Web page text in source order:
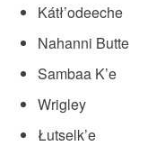
Kátł’odeeche
Nahanni Butte
Sambaa K’e
Wrigley
Łutselk’e